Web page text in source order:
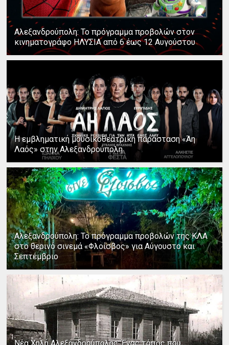
Αλεξανδρούπολη: Το πρόγραμμα προβολών στον
κινηματογράφο ΗΛΥΣΙΑ από 6 έως 12 Αυγούστου
Η εμβληματική μουσικοθεατρική παράσταση «Άη
Λαός» στην Αλεξανδρούπολη
Αλεξανδρούπολη: Το πρόγραμμα προβολών της ΚΛΑ
στο θερινό σινεμά «Φλοίσβος» για Αύγουστο και
Σεπτέμβριο